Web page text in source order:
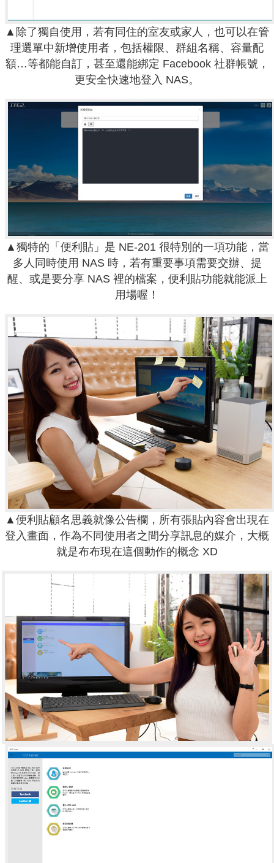
▲除了獨自使用，若有同住的室友或家人，也可以在管
理選單中新增使用者，包括權限、群組名稱、容量配
額…等都能自訂，甚至還能綁定 Facebook 社群帳號，
更安全快速地登入 NAS。
▲獨特的「便利貼」是 NE-201 很特別的一項功能，當
多人同時使用 NAS 時，若有重要事項需要交辦、提
醒、或是要分享 NAS 裡的檔案，便利貼功能就能派上
用場喔！
▲便利貼顧名思義就像公告欄，所有張貼內容會出現在
登入畫面，作為不同使用者之間分享訊息的媒介，大概
就是布布現在這個動作的概念 XD